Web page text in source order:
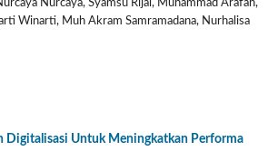
Nurcaya, Syamsu Rijal, Muhammad Arafah,
Winarti, Muh Akram Samramadana, Nurhalisa
Digitalisasi Untuk Meningkatkan Performa